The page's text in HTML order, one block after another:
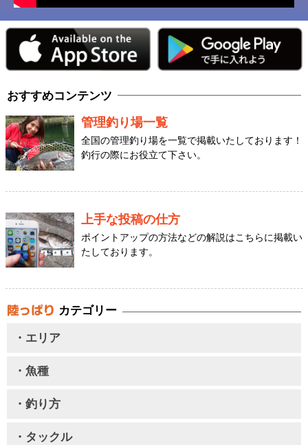
おすすめコンテンツ
管理釣り場一覧
全国の管理釣り場を一覧で掲載いたしております！
釣行の際にお役立て下さい。
上手な投稿の仕方
ポイントアップの方法などの解説はこちらに掲載い
たしております。
カテゴリー
・エリア
・魚種
・釣り方
・タックル